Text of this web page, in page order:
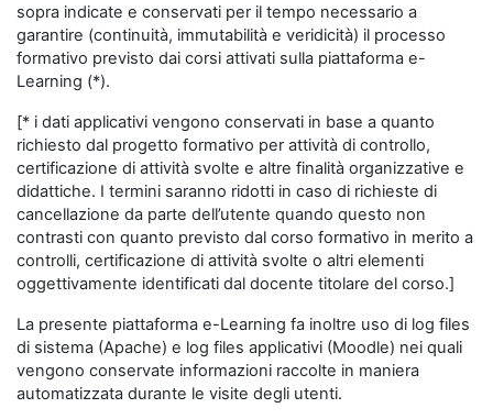
sopra indicate e conservati per il tempo necessario a
garantire (continuità, immutabilità e veridicità) il processo
formativo previsto dai corsi attivati sulla piattaforma e-
Learning (*).
[* i dati applicativi vengono conservati in base a quanto
richiesto dal progetto formativo per attività di controllo,
certificazione di attività svolte e altre finalità organizzative e
didattiche. I termini saranno ridotti in caso di richieste di
cancellazione da parte dell’utente quando questo non
contrasti con quanto previsto dal corso formativo in merito a
controlli, certificazione di attività svolte o altri elementi
oggettivamente identificati dal docente titolare del corso.]
La presente piattaforma e-Learning fa inoltre uso di log files
di sistema (Apache) e log files applicativi (Moodle) nei quali
vengono conservate informazioni raccolte in maniera
automatizzata durante le visite degli utenti.